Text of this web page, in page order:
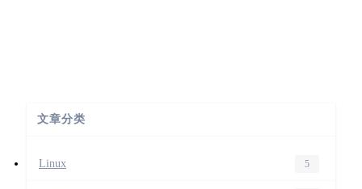
文章分类
Linux 5